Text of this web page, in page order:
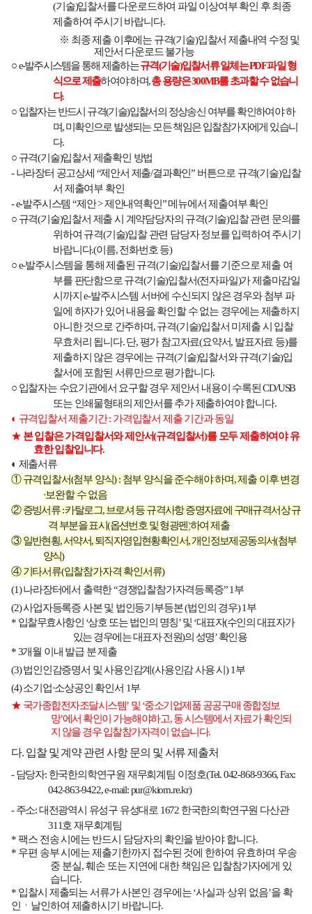
(기술)입찰서를 다운로드하여 파일 이상여부 확인 후 최종
제출하여 주시기 바랍니다.
※ 최종 제출 이후에는 규격(기술)입찰서 제출내역 수정 및
제안서 다운로드 불가능
○e-발주시스템을 통해 제출하는규격(기술)입찰서류 일체는PDF파일 형
식으로 제출하여야 하며,총 용량은300MB를 초과할 수 없습니
다.
○ 입찰자는 반드시 규격(기술)입찰서의 정상송신 여부를 확인하여야 하
며,미확인으로 발생되는 모든 책임은 입찰참가자에게 있습니
다.
○ 규격(기술)입찰서 제출확인 방법
-나라장터 공고상세 “제안서 제출/결과확인” 버튼으로 규격(기술)입찰
서 제출여부 확인
-e-발주시스템“제안>제안내역확인 ”메뉴에서 제출여부 확인
○ 규격(기술)입찰서 제출 시 계약담당자의 규격(기술)입찰 관련 문의를
위하여 규격(기술)입찰 관련 담당자 정보를 입력하여 주시기
바랍니다.(이름,전화번호 등)
○e-발주시스템을 통해 제출된 규격(기술)입찰서를 기준으로 제출 여
부를 판단함으로 규격(기술)입찰서(전자파일)가 제출마감일
시까지e-발주시스템 서버에 수신되지 않은 경우와 첨부 파
일에 하자가 있어 내용을 확인할 수 없는 경우에는 제출하지
아니한 것으로 간주하며,규격(기술)입찰서 미제출 시 입찰
무효처리 됩니다.단, 평가 참고자료(요약서, 발표자료 등)를
제출하지 않은 경우에는 규격(기술)입찰서와 규격(기술)입
찰서에 포함된 서류만으로 평가합니다.
○ 입찰자는 수요기관에서 요구할 경우 제안서 내용이 수록된CD/USB
또는 인쇄물형태의 제안서를 추가 제출하여야 합니다.
◐ 규격입찰서 제출기간: 가격입찰서 제출 기간과 동일
★ 본 입찰은 가격입찰서와 제안서(규격입찰서)를 모두 제출하여야 유
효한 입찰입니다.
◐ 제출서류
①규격입찰서(첨부 양식) : 첨부 양식을 준수해야 하며,제출 이후 변경
·보완할 수 없음
②증빙서류:카탈로그, 브로셔 등 규격사항 증명자료에 구매규격서상 규
격 부분을 표시(옵션번호 및 형광펜 )하여 제출
③일반현황,서약서,퇴직자영입현황확인서,개인정보제공동의서(첨부
양식)
④기타서류(입찰참가자격 확인서류)
(1)나라장터에서 출력한“경쟁입찰참가자격등록증” 1부
(2)사업자등록증 사본 및 법인등기부등본(법인의 경우) 1부
* 입찰무효사항인 ‘상호 또는 법인의 명칭’및 ‘대표자(수인의 대표자가
있는 경우에는 대표자 전원)의 성명’확인용
* 3개월 이내 발급 분 제출
(3)법인인감증명서 및 사용인감계(사용인감 사용 시) 1부
(4)소기업·소상공인 확인서 1부
★ 국가종합전자조달시스템’ 및 ‘중소기업제품 공공구매 종합정보
망’에서 확인이 가능해야하고,동 시스템에서 자료가 확인되
지 않을 경우 입찰참가자격이 없습니다.
다. 입찰 및 계약 관련 사항 문의 및 서류 제출처
-담당자: 한국한의학연구원 재무회계팀 이정호(Tel. 042-868-9366, Fax:
042-863-9422, e-mail:pur@kiom.re.kr)
-주소:대전광역시 유성구 유성대로 1672 한국한의학연구원 다산관
311호 재무회계팀
*팩스 전송 시에는 반드시 담당자의 확인을 받아야 합니다.
* 우편 송부 시에는 제출기한까지 접수된 것에 한하여 유효하며 우송
중 분실,훼손 또는 지연에 대한 책임은 입찰참가자에게 있
습니다.
* 입찰시 제출되는 서류가 사본인 경우에는‘사실과 상위 없음’을 확
인ㆍ날인하여 제출하시기 바랍니다.